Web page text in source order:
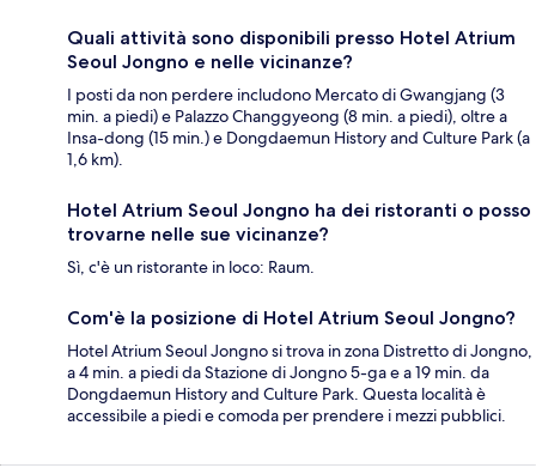
Quali attività sono disponibili presso Hotel Atrium
Seoul Jongno e nelle vicinanze?
I posti da non perdere includono Mercato di Gwangjang (3
min. a piedi) e Palazzo Changgyeong (8 min. a piedi), oltre a
Insa-dong (15 min.) e Dongdaemun History and Culture Park (a
1,6 km).
Hotel Atrium Seoul Jongno ha dei ristoranti o posso
trovarne nelle sue vicinanze?
Sì, c'è un ristorante in loco: Raum.
Com'è la posizione di Hotel Atrium Seoul Jongno?
Hotel Atrium Seoul Jongno si trova in zona Distretto di Jongno,
a 4 min. a piedi da Stazione di Jongno 5-ga e a 19 min. da
Dongdaemun History and Culture Park. Questa località è
accessibile a piedi e comoda per prendere i mezzi pubblici.